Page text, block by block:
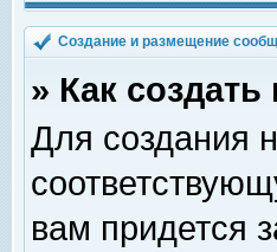
Создание и размещение
» Как
Для создания
вам придется